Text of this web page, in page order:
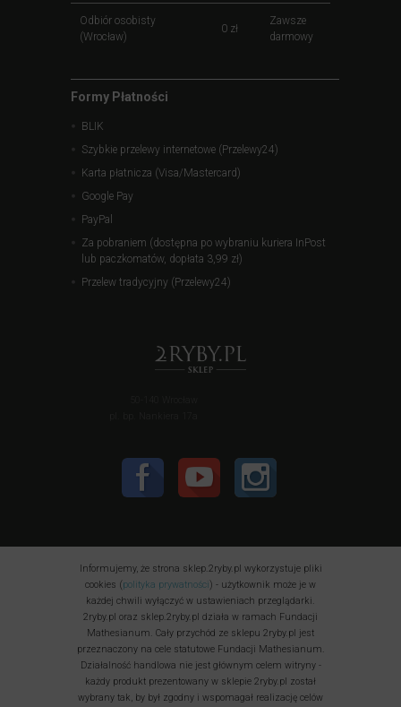
Odbiór osobisty
(Wrocław)
0 zł
Zawsze
darmowy
Formy Płatności
BLIK
Szybkie przelewy internetowe (Przelewy24)
Karta płatnicza (Visa/Mastercard)
Google Pay
PayPal
Za pobraniem (dostępna po wybraniu kuriera InPost
lub paczkomatów, dopłata 3,99 zł)
Przelew tradycyjny (Przelewy24)
Informujemy, że strona sklep.2ryby.pl wykorzystuje pliki
cookies (polityka prywatności) - użytkownik może je w
każdej chwili wyłączyć w ustawieniach przeglądarki.
2ryby.pl oraz sklep.2ryby.pl działa w ramach Fundacji
Mathesianum. Cały przychód ze sklepu 2ryby.pl jest
przeznaczony na cele statutowe Fundacji Mathesianum.
Działalność handlowa nie jest głównym celem witryny -
każdy produkt prezentowany w sklepie 2ryby.pl został
wybrany tak, by był zgodny i wspomagał realizację celów